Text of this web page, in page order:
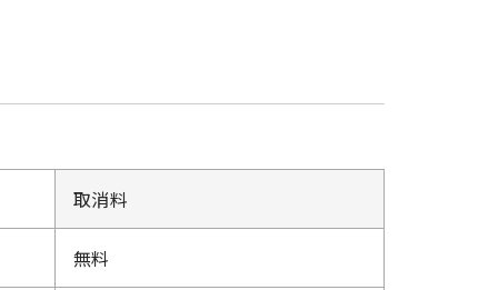
取消料
無料